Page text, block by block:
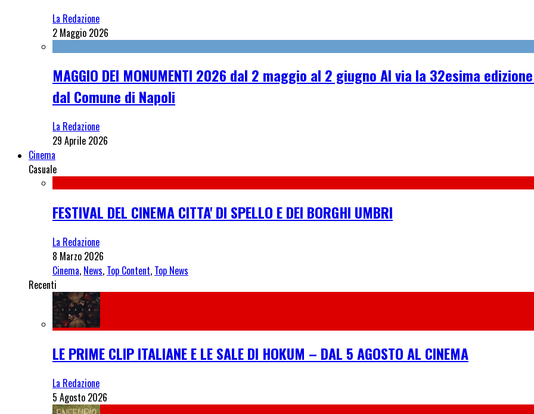
La Redazione
2 Maggio 2026
MAGGIO DEI MONUMENTI 2026 dal 2 maggio al 2 giugno Al via la 32esima
dal Comune di Napoli
La Redazione
29 Aprile 2026
Cinema
Casuale
FESTIVAL DEL CINEMA CITTA' DI SPELLO E DEI BORGHI UMBRI
La Redazione
8 Marzo 2026
Cinema, News, Top Content, Top News
Recenti
LE PRIME CLIP ITALIANE E LE SALE DI HOKUM – DAL 5 AGOSTO AL CINEMA
La Redazione
5 Agosto 2026